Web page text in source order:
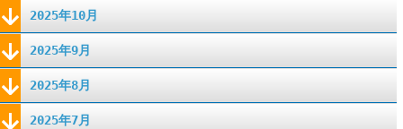
2025年10月
2025年9月
2025年8月
2025年7月